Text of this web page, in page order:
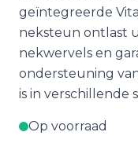
geïntegreerde
neksteun ontlast
nekwervels en
ondersteuning
is in verschillende
Op voorraad